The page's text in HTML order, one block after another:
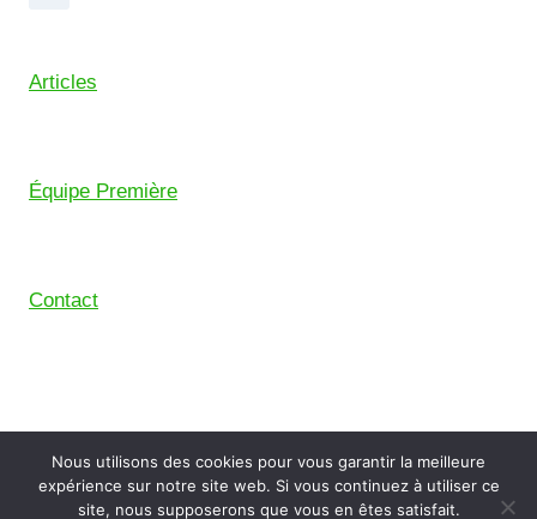
Articles
Équipe Première
Contact
avec leComptoir Digital, le collectif de freelance du
Pays Basque.
Nous utilisons des cookies pour vous garantir la meilleure
expérience sur notre site web. Si vous continuez à utiliser ce
site, nous supposerons que vous en êtes satisfait.